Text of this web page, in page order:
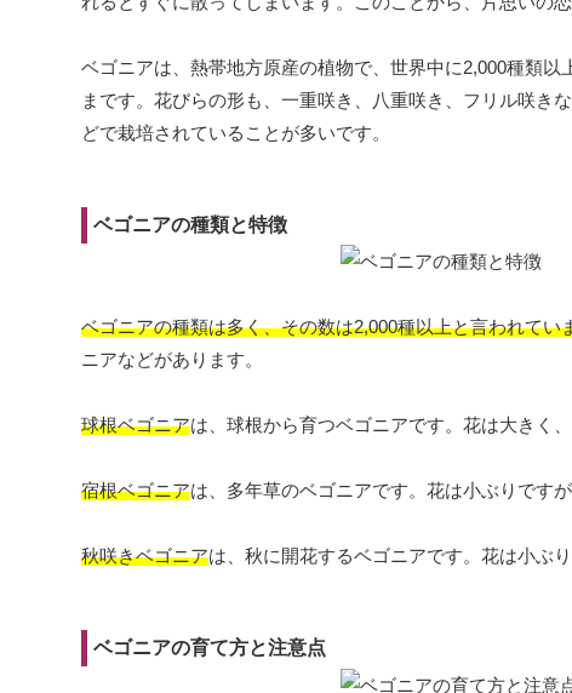
ベゴニアは、熱帯地方原産の植物で、世界中に2,000種類
まです。花びらの形も、一重咲き、八重咲き、フリル咲き
どで栽培されていることが多いです。
ベゴニアの種類と特徴
ベゴニアの種類は多く、その数は2,000種以上と言われてい
ニアなどがあります。
球根ベゴニアは、球根から育つベゴニアです。花は大きく
宿根ベゴニアは、多年草のベゴニアです。花は小ぶりです
秋咲きベゴニアは、秋に開花するベゴニアです。花は小ぶ
ベゴニアの育て方と注意点